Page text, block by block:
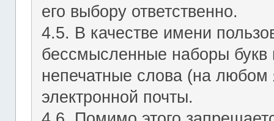
его выбору ответственно.
4.5. В качестве имени
бессмысленные наборы
непечатные слова (на любом
электронной почты.